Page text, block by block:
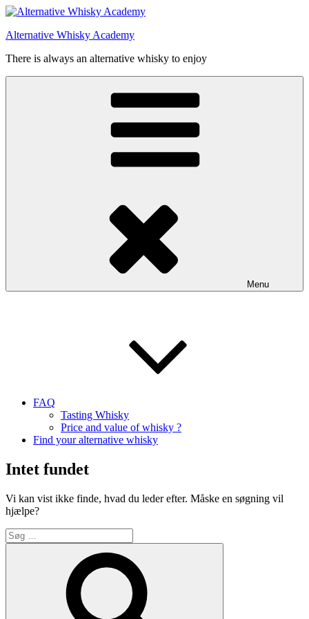
Videre
indhold
Alternative Whisky Academy
There is always an alternative whisky to enjoy
Menu
FAQ
Tasting Whisky
Price and value of whisky ?
Find your alternative whisky
Intet fundet
Vi kan vist ikke finde, hvad du leder efter. Måske en søgning vil
hjælpe?
Søg
efter: